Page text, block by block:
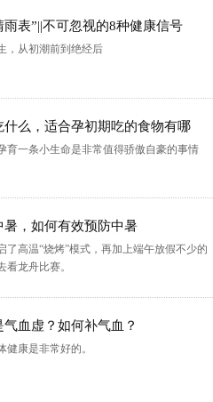
雨表”||不可忽视的8种健康信号
，从初潮前到绝经后
什么，适合孕初期吃的食物有哪
育一条小生命是非常值得骄傲自豪的事情
暑，如何有效预防中暑
了高温“烧烤”模式，再加上端午放假不少的
看龙舟比赛。
血虚？如何补气血？
康是非常好的。